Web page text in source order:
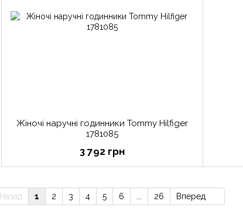
Жіночі наручні годинники Tommy Hilfiger
1781085
3 792 грн
Назад 1 2 3 4 5 6 26 Вперед